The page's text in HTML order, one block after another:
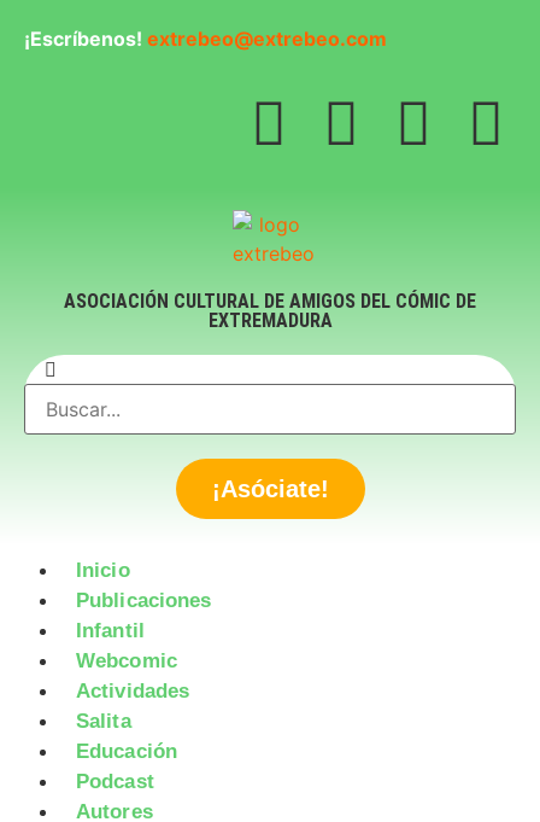
¡Escríbenos! extrebeo@extrebeo.com
ASOCIACIÓN CULTURAL DE AMIGOS DEL CÓMIC DE
EXTREMADURA
¡Asóciate!
Inicio
Publicaciones
Infantil
Webcomic
Actividades
Salita
Educación
Podcast
Autores